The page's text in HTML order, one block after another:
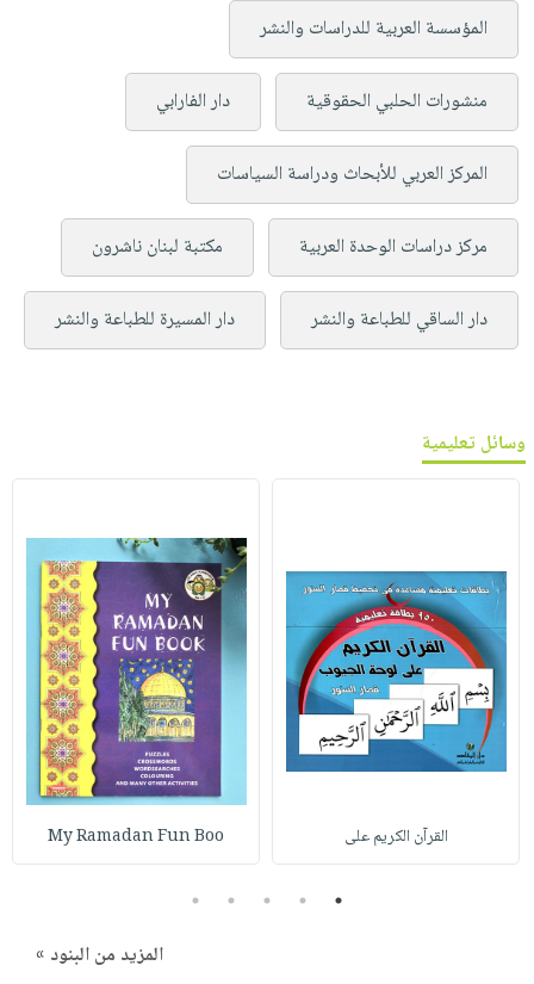
المؤسسة العربية للدراسات والنشر
منشورات الحلبي الحقوقية دار الفارابي
المركز العربي للأبحاث ودراسة السياسات
مركز دراسات الوحدة العربية مكتبة لبنان ناشرون
دار الساقي للطباعة والنشر دار المسيرة للطباعة والنشر
وسائل تعليمية
القرآن الكريم على My Ramadan Fun Boo
1
2
3
4
5
المزيد من البنود »